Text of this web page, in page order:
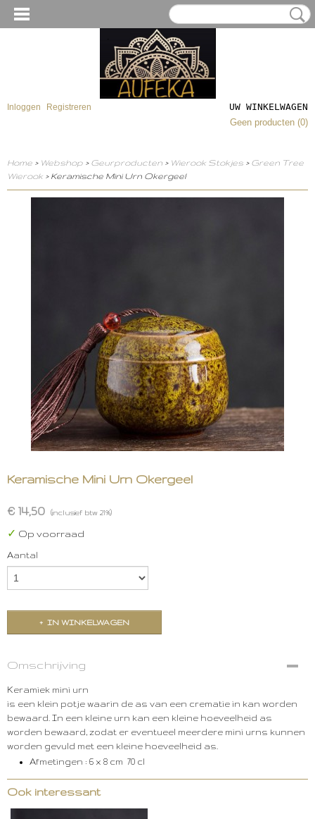
Inloggen Registreren
UW WINKELWAGEN
Geen producten (0)
Home > Webshop > Geurproducten > Wierook Stokjes > Green Tree
Wierook > Keramische Mini Urn Okergeel
Keramische Mini Urn Okergeel
€ 14,50 (inclusief btw 21%)
✓ Op voorraad
Aantal
IN WINKELWAGEN
Omschrijving
Keramiek mini urn
is een klein potje waarin de as van een crematie in kan worden
bewaard. In een kleine urn kan een kleine hoeveelheid as
worden bewaard, zodat er eventueel meerdere mini urns kunnen
worden gevuld met een kleine hoeveelheid as.
Afmetingen : 6 x 8 cm 70 cl
Ook interessant